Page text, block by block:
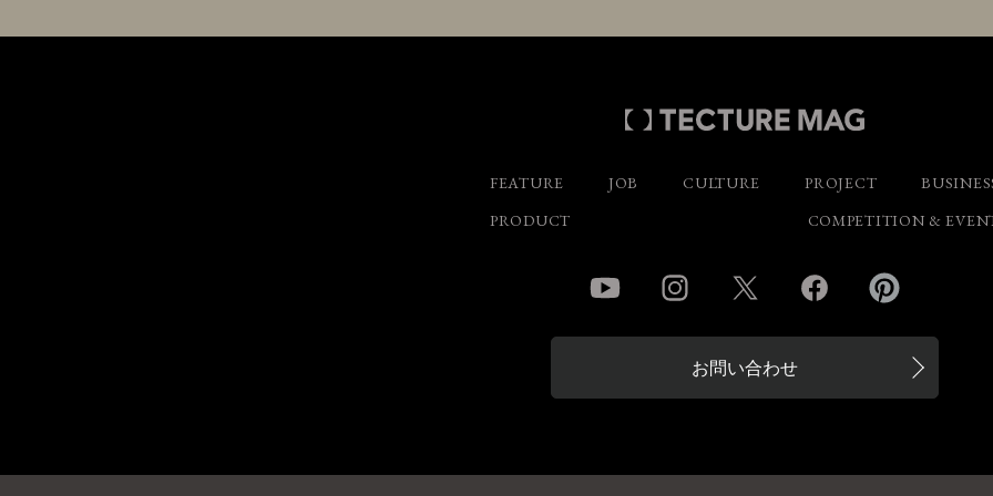
FEATURE JOB CULTURE PROJECT
PRODUCT
COMPETITION &
YouTube Instagram Twitter Facebook
お問い合わせ